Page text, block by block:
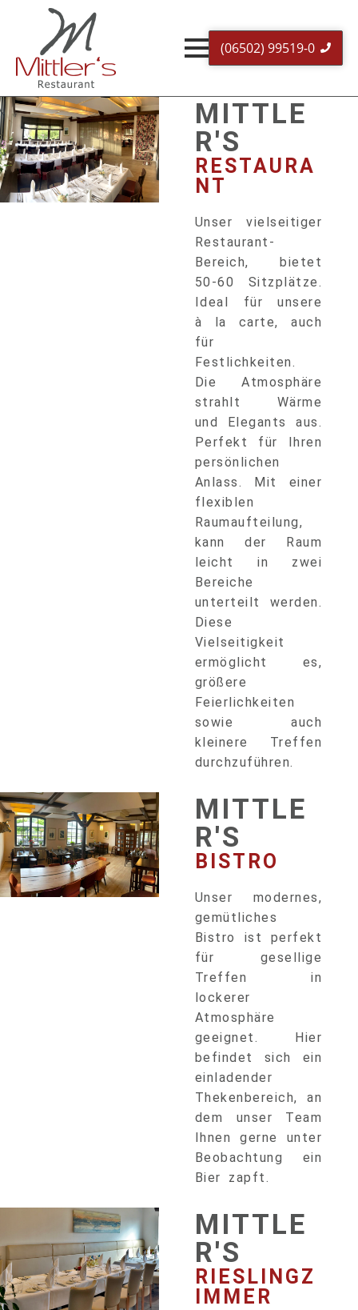
(06502) 99519-0
MITTLE
R'S
RESTAURA
NT
Unser vielseitiger
Restaurant-
Bereich, bietet
50-60 Sitzplätze.
Ideal für unsere
à la carte, auch
für
Festlichkeiten.
Die Atmosphäre
strahlt Wärme
und Elegants aus.
Perfekt für Ihren
persönlichen
Anlass. Mit einer
flexiblen
Raumaufteilung,
kann der Raum
leicht in zwei
Bereiche
unterteilt werden.
Diese
Vielseitigkeit
ermöglicht es,
größere
Feierlichkeiten
sowie auch
kleinere Treffen
durchzuführen.
MITTLE
R'S
BISTRO
Unser modernes,
gemütliches
Bistro ist perfekt
für gesellige
Treffen in
lockerer
Atmosphäre
geeignet. Hier
befindet sich ein
einladender
Thekenbereich, an
dem unser Team
Ihnen gerne unter
Beobachtung ein
Bier zapft.
MITTLE
R'S
RIESLINGZ
IMMER